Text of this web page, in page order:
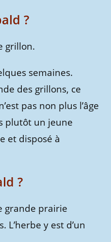
?
grillon.
semaines.
des grillons, ce
pas non plus l’âge
plutôt un jeune
et disposé à
?
grande prairie
L’herbe y est d’un